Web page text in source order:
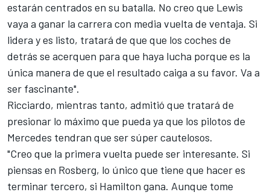
estarán centrados en su batalla. No creo que Lewis
vaya a ganar la carrera con media vuelta de ventaja. Si
lidera y es listo, tratará de que que los coches de
detrás se acerquen para que haya lucha porque es la
única manera de que el resultado caiga a su favor. Va a
ser fascinante".
Ricciardo, mientras tanto, admitió que tratará de
presionar lo máximo que pueda ya que los pilotos de
Mercedes tendran que ser súper cautelosos.
"Creo que la primera vuelta puede ser interesante. Si
piensas en Rosberg, lo único que tiene que hacer es
terminar tercero, si Hamilton gana. Aunque tome